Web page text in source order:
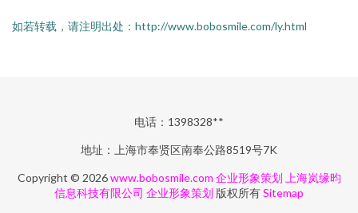
如若转载，请注明出处：http://www.bobosmile.com/ly.html
电话：1398328**
地址：上海市奉贤区南奉公路8519号7K
Copyright © 2026www.bobosmile.com 企业形象策划 上海岚缘昀
信息科技有限公司 企业形象策划 版权所有Sitemap